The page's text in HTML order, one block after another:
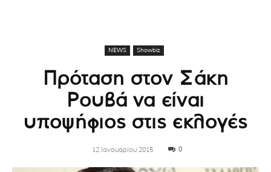
NEWS Showbiz
Πρόταση στον Σάκη
Ρουβά να είναι
υποψήφιος στις εκλογές
12 Ιανουαρίου 2015 0